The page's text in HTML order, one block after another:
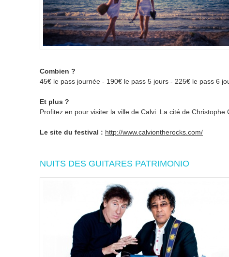
Combien ?
45€ le pass journée - 190€ le pass 5 jours - 225€ le pass 6
Et plus ?
Profitez en pour visiter la ville de Calvi. La cité de
Le site du festival : http://www.calviontherocks.com/
NUITS DES GUITARES PATRIMONIO